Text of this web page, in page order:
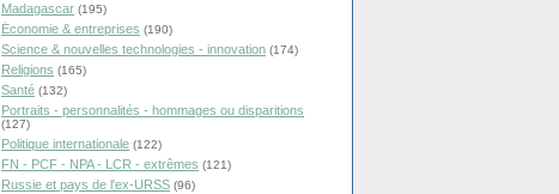
Madagascar (195)
Économie & entreprises (190)
Science & nouvelles technologies - innovation (174)
Religions (165)
Santé (132)
Portraits - personnalités - hommages ou disparitions
(127)
Politique internationale (122)
FN - PCF - NPA - LCR - extrêmes (121)
Russie et pays de l'ex-URSS (96)